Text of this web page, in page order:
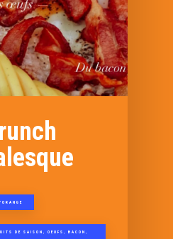
DE SAISON, OEUFS, BACON,